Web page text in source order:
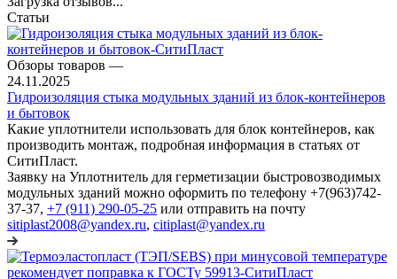
Статьи
Обзоры товаров —
24.11.2025
Гидроизоляция стыка модульных зданий из блок-контейнеров
и бытовок
Какие уплотнители использовать для блок контейнеров, как
производить монтаж, подробная информация в статьях от
СитиПласт.
Заявку на Уплотнитель для герметизации быстровозводимых
модульных зданий можно оформить по телефону +7(963)742-
37-37, +7 (911) 290-05-25 или отправить на почту
sitiplast2008@yandex.ru, citiplast@yandex.ru